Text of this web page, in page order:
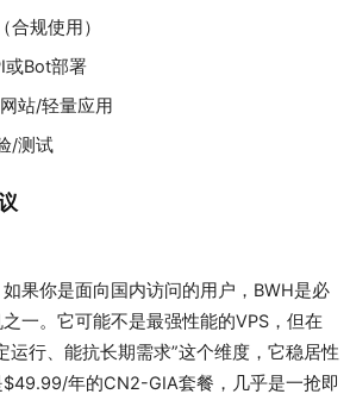
合规使用）
或Bot部署
站/轻量应用
/测试
果你是面向国内访问的用户，BWH是必
一。它可能不是最强性能的VPS，但在
运行、能抗长期需求”这个维度，它稳居性
年的CN2-GIA套餐，几乎是一抢即